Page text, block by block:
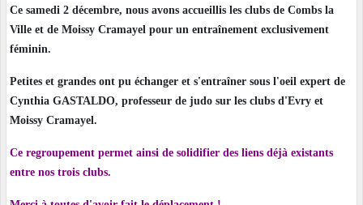
Ce samedi 2 décembre, nous avons accueillis les clubs de Combs la
Ville et de Moissy Cramayel pour un entraînement exclusivement
féminin.
Petites et grandes ont pu échanger et s'entraîner sous l'oeil expert de
Cynthia GASTALDO, professeur de judo sur les clubs d'Evry et
Moissy Cramayel.
Ce regroupement permet ainsi de solidifier des liens déjà existants
entre nos trois clubs.